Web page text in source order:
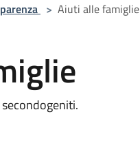
> Aiuti alle famiglie